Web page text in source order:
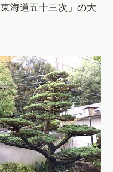
海道五十三次」の大